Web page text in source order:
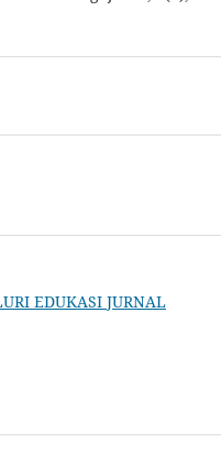
EDUKASI JURNAL